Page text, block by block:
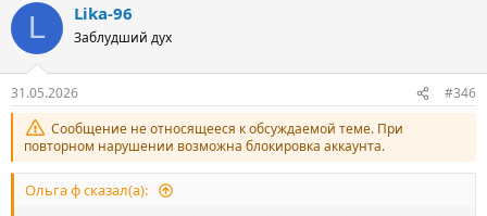
к
и
L Lika-96
Заблудший дух
31.05.2026
#346
Сообщение не относящееся к обсуждаемой теме. При
повторном нарушении возможна блокировка аккаунта.
Ольга ф сказал(а):